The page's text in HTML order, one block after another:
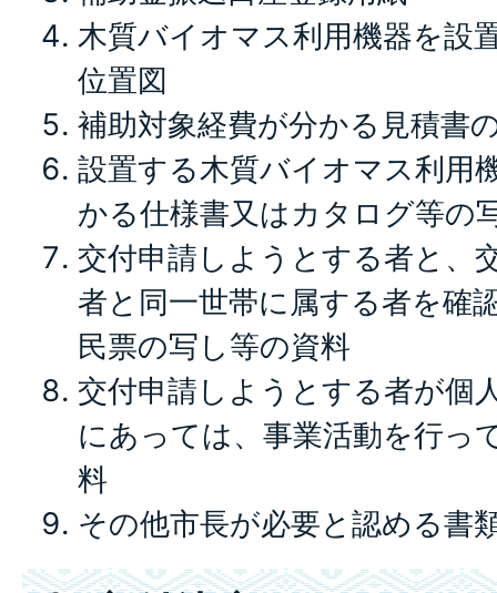
木質バイオマス利用機器を設
位置図
補助対象経費が分かる見積書
設置する木質バイオマス利用
かる仕様書又はカタログ等の
交付申請しようとする者と、
者と同一世帯に属する者を確
民票の写し等の資料
交付申請しようとする者が個
にあっては、事業活動を行っ
料
その他市長が必要と認める書